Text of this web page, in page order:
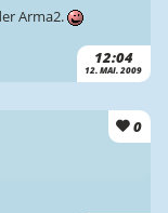
12:04
12. MAI. 2009
Arma2.
0